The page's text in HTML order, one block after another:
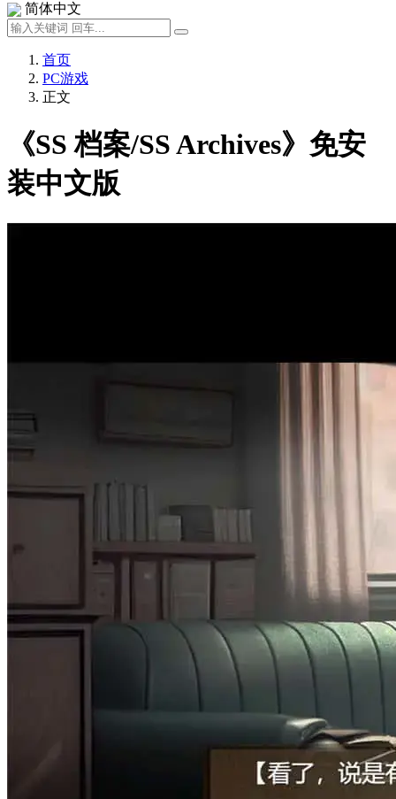
简体中文
首页
PC游戏
正文
《SS 档案/SS Archives》免安
装中文版